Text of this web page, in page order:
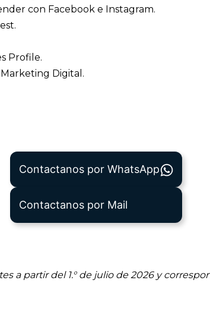
con Facebook e Instagram.
Profile.
Digital.
Contactanos por WhatsApp
Contactanos por Mail
a partir del 1.° de julio de 2026 y